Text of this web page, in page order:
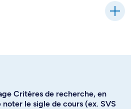
Critères de recherche, en
noter le sigle de cours (ex. SVS